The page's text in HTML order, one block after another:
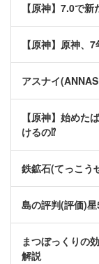
【原神】7.0で
【原神】原神、
アスナイ
【原神】始めた
けるの⁉
鉄鉱石(てっこう
島の評判(評価)
まつぼっくりの
解説